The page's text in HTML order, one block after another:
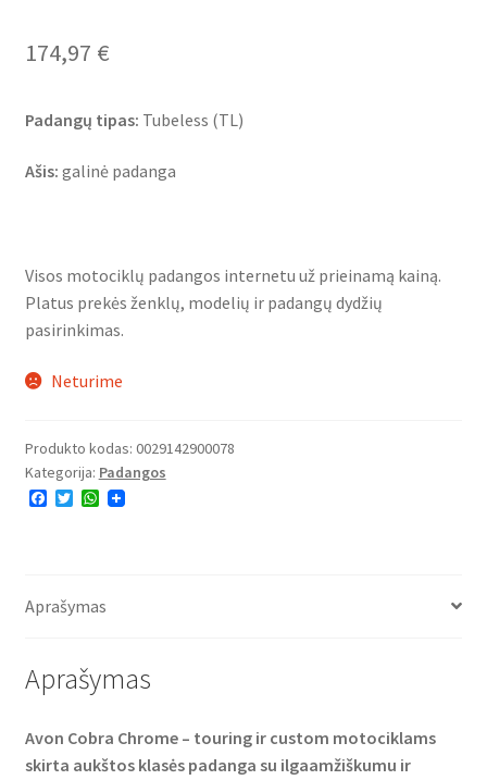
174,97 €
Padangų tipas: Tubeless (TL)
Ašis: galinė padanga
Visos motociklų padangos internetu už prieinamą kainą.
Platus prekės ženklų, modelių ir padangų dydžių
pasirinkimas.
Neturime
Produkto kodas: 0029142900078
Kategorija: Padangos
F
o
k
T
r
W
p
p
Aprašymas
Aprašymas
Avon Cobra Chrome – touring ir custom motociklams
skirta aukštos klasės padanga su ilgaamžiškumu ir